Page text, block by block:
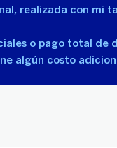
realizada con mi
o pago total de
algún costo